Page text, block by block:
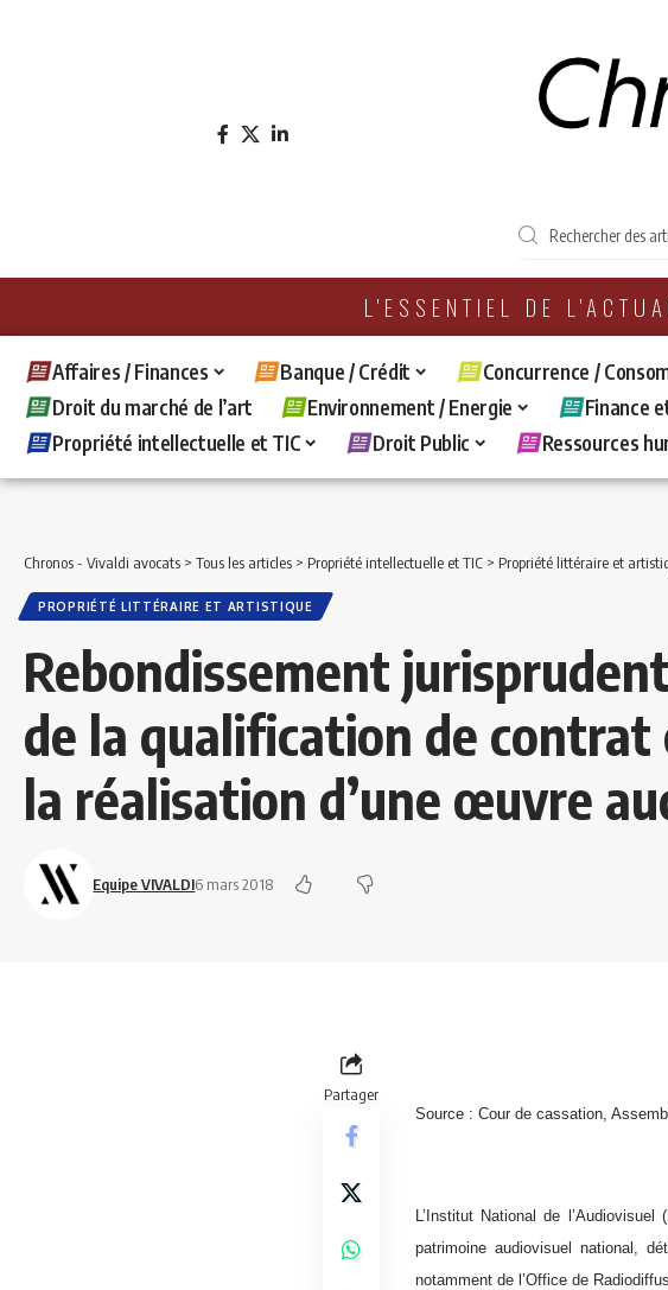
L'ESSENTIEL DE
Affaires / Finances Banque / Crédit Concurrence /
Droit du marché de l’art
Environnement / Energie Finance
Propriété intellectuelle et TIC
Droit Public Ressources
Chronos - Vivaldi avocats > Tous les articles > Propriété intellectuelle et TIC > Propriété littéraire et
PROPRIÉTÉ LITTÉRAIRE ET ARTISTIQUE
Rebondissement
de la qualification de contrat
la réalisation d’une œuvre
Equipe VIVALDI6 mars 2018
Partager
Source : Cour de cassation,
L’Institut National de
patrimoine audiovisuel national,
notamment de l’Office de